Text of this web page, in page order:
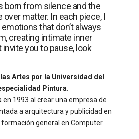
born from silence and the
matter. In each piece, I
that don’t always
creating intimate inner
invite you to pause, look
Artes por la Universidad del
Pintura.
en 1993 al crear una empresa de
a arquitectura y publicidad en
formación general en Computer